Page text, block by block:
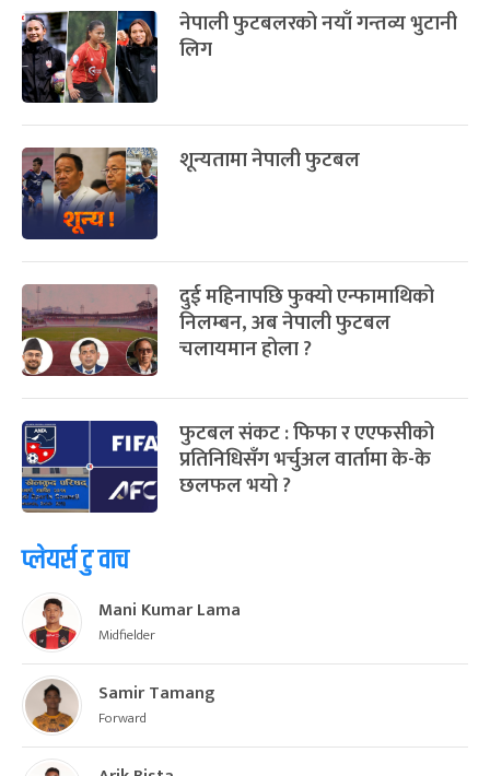
नेपाली फुटबलरको नयाँ गन्तव्य भुटानी
लिग
शून्यतामा नेपाली फुटबल
दुई महिनापछि फुक्यो एन्फामाथिको
निलम्बन, अब नेपाली फुटबल
चलायमान होला ?
फुटबल संकट : फिफा र एएफसीको
प्रतिनिधिसँग भर्चुअल वार्तामा के-के
छलफल भयो ?
प्लेयर्स टु वाच
Mani Kumar Lama
Midfielder
Samir Tamang
Forward